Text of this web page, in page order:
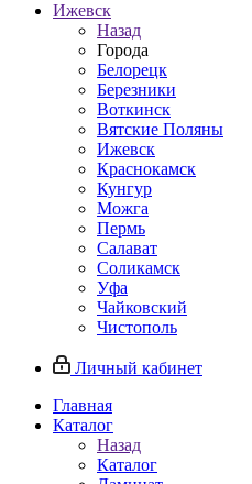
Ижевск
Назад
Города
Белорецк
Березники
Воткинск
Вятские Поляны
Ижевск
Краснокамск
Кунгур
Можга
Пермь
Салават
Соликамск
Уфа
Чайковский
Чистополь
Личный кабинет
Главная
Каталог
Назад
Каталог